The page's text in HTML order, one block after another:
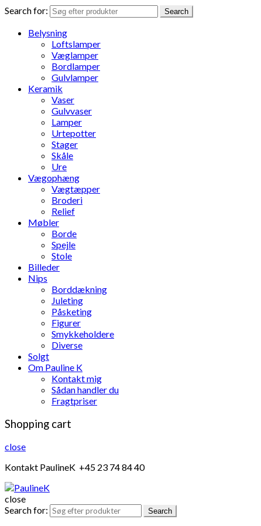
Search for: Search
Belysning
Loftslamper
Væglamper
Bordlamper
Gulvlamper
Keramik
Vaser
Gulvvaser
Lamper
Urtepotter
Stager
Skåle
Ure
Vægophæng
Vægtæpper
Broderi
Relief
Møbler
Borde
Spejle
Stole
Billeder
Nips
Borddækning
Juleting
Påsketing
Figurer
Smykkeholdere
Diverse
Solgt
Om Pauline K
Kontakt mig
Sådan handler du
Fragtpriser
Shopping cart
close
Kontakt PaulineK +45 23 74 84 40
close
Search for:
Search